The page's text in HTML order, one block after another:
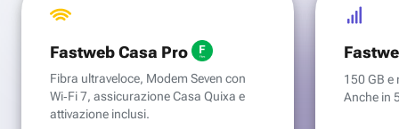
Fastweb Casa Pro
Fibra ultraveloce, Modem Seven con
Wi‑Fi 7, assicurazione Casa Quixa e
attivazione inclusi.
150 GB e
Anche in